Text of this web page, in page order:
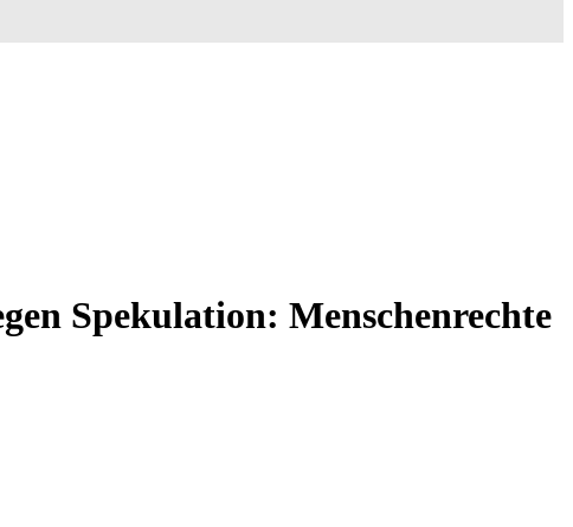
Spekulation: Menschenrechte